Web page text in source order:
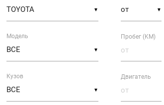
▼
▼
Модель
▼
Кузов
▼
Пробег (KM)
Двигатель